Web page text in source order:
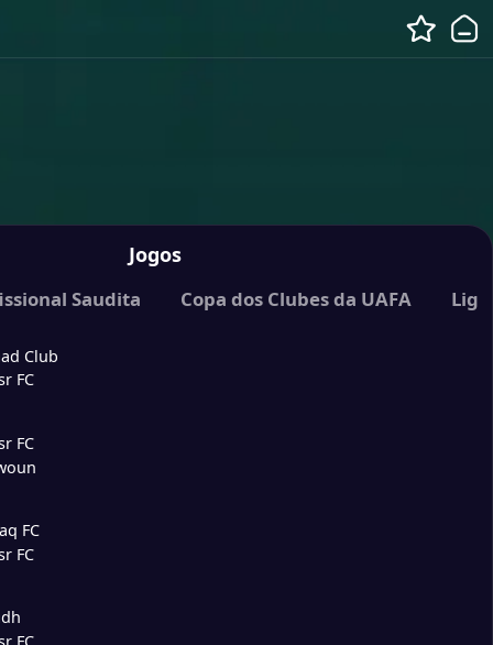
Saudita
Jogos
Saudita Copa dos Clubes da UAFA
Club
FC
FC
FC
FC